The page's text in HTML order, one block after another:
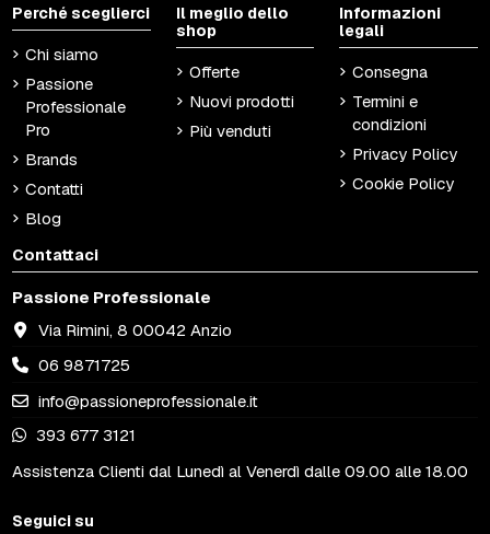
Perché sceglierci
Chi siamo
Passione
Professionale
Pro
Brands
Contatti
Blog
Il meglio dello
shop
Offerte
Nuovi prodotti
Più venduti
Informazioni
legali
Consegna
Termini e
condizioni
Privacy Policy
Cookie Policy
Contattaci
Passione Professionale
Via Rimini, 8 00042 Anzio
06 9871725
info@passioneprofessionale.it
393 677 3121
Assistenza Clienti dal Lunedì al Venerdì dalle 09.00 alle 18.00
Seguici su